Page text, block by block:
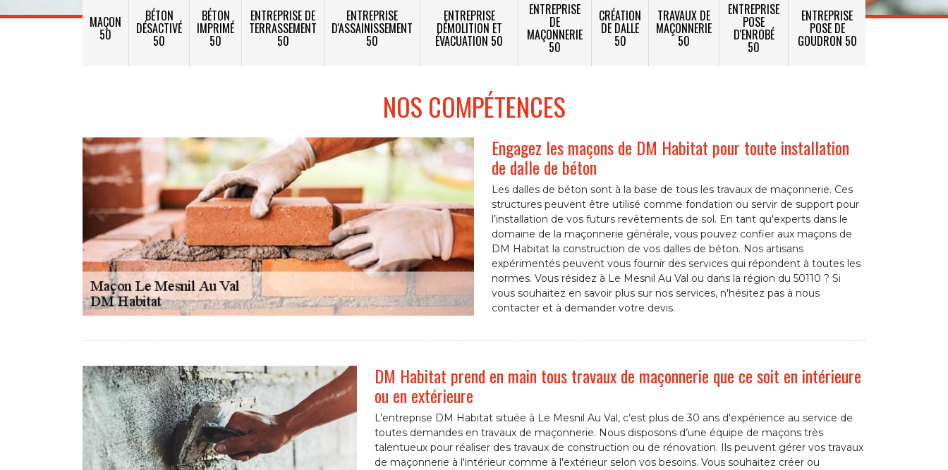
MAÇON
50
BÉTON
DÉSACTIVÉ
50
BÉTON
IMPRIMÉ
50
ENTREPRISE DE
TERRASSEMENT
50
ENTREPRISE
D'ASSAINISSEMENT
50
ENTREPRISE
DÉMOLITION ET
ÉVACUATION 50
ENTREPRISE
DE
MAÇONNERIE
50
CRÉATION
DE DALLE
50
TRAVAUX DE
MAÇONNERIE
50
ENTREPRISE
POSE
D'ENROBÉ
50
ENTREPRISE
POSE DE
GOUDRON 50
NOS COMPÉTENCES
Engagez les maçons de DM Habitat pour toute installation
de dalle de béton
Les dalles de béton sont à la base de tous les travaux de maçonnerie. Ces
structures peuvent être utilisé comme fondation ou servir de support pour
l’installation de vos futurs revêtements de sol. En tant qu'experts dans le
domaine de la maçonnerie générale, vous pouvez confier aux maçons de
DM Habitat la construction de vos dalles de béton. Nos artisans
expérimentés peuvent vous fournir des services qui répondent à toutes les
normes. Vous résidez à Le Mesnil Au Val ou dans la région du 50110 ? Si
vous souhaitez en savoir plus sur nos services, n'hésitez pas à nous
contacter et à demander votre devis.
DM Habitat prend en main tous travaux de maçonnerie que ce soit en intérieure
ou en extérieure
L’entreprise DM Habitat située à Le Mesnil Au Val, c’est plus de 30 ans d'expérience au service de
toutes demandes en travaux de maçonnerie. Nous disposons d’une équipe de maçons très
talentueux pour réaliser des travaux de construction ou de rénovation. Ils peuvent gérer vos travaux
de maçonnerie à l'intérieur comme à l'extérieur selon vos besoins. Vous souhaitez créer ou